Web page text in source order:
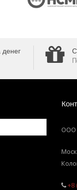
денег
ООО
+8